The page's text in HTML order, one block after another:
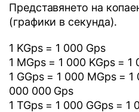
Представянето на
(графики в секунда).
1 KGps = 1 000 Gps
1 MGps = 1 000 KGps = 1
1 GGps = 1 000 MGps =
000 000 Gps
1 TGps = 1 000 GGps =